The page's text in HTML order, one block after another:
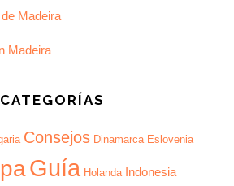
Madeira
Madeira
CATEGORÍAS
Consejos Dinamarca Eslovenia
Guía Holanda Indonesia